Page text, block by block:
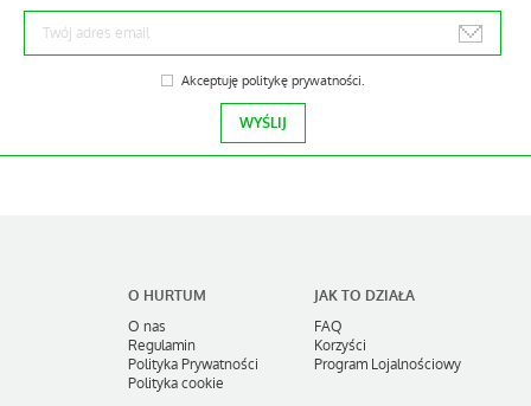
Akceptuję politykę prywatności.
O HURTUM
O nas
Regulamin
Polityka Prywatności
Polityka cookie
JAK TO DZIAŁA
FAQ
Korzyści
Program Lojalnościowy